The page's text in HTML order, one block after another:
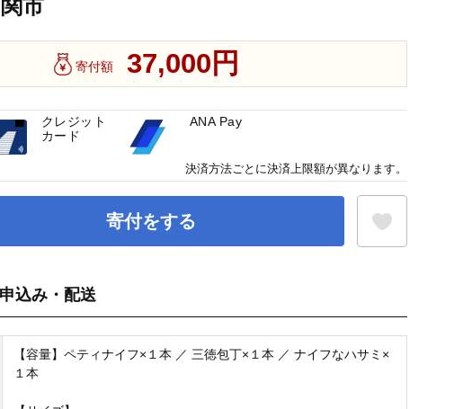
市
寄付額 37,000円
寄付をする
込み・配送
【容量】ペティナイフ×１本 ／ 三徳包丁×１本 ／ ナイフなハサミ×
１本
クレジット
カード
ANA Pay
決済方法ごとに決済上限額が異なります。